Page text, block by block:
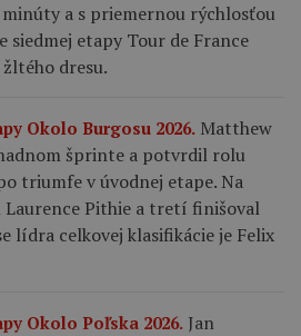
a s priemernou rýchlosťou
siedmej etapy Tour de France
dresu.
Okolo Burgosu 2026. Matthew
šprinte a potvrdil rolu
triumfe v úvodnej etape. Na
Laurence Pithie a tretí finišoval
lídra celkovej klasifikácie je Felix
Okolo Poľska 2026. Jan